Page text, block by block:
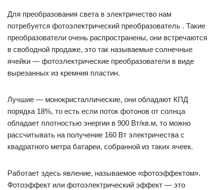
Для преобразования света в электричество нам
потребуется фотоэлектрический преобразователь . Такие
преобразователи очень распространены, они встречаются
в свободной продаже, это так называемые солнечные
ячейки — фотоэлектрические преобразователи в виде
вырезанных из кремния пластин.
Лучшие — монокристаллические, они обладают КПД
порядка 18%, то есть если поток фотонов от солнца
обладает плотностью энергии в 900 Вт/кв.м, то можно
рассчитывать на получение 160 Вт электричества с
квадратного метра батареи, собранной из таких ячеек.
Работает здесь явление, называемое «фотоэффектом».
Фотоэффект или фотоэлектрический эффект — это